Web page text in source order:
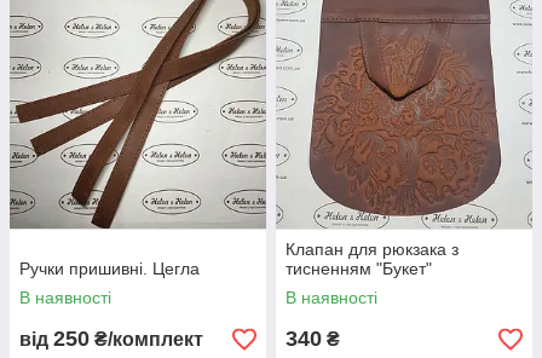
Ручки пришивні. Цегла
В наявності
від 250 ₴/комплект
Клапан для рюкзака з
тисненням "Букет"
В наявності
340 ₴